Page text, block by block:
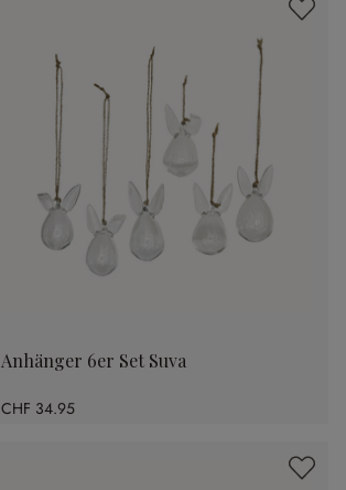
Anhänger 6er Set Suva
CHF 34.95